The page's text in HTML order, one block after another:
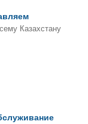
Казахстану